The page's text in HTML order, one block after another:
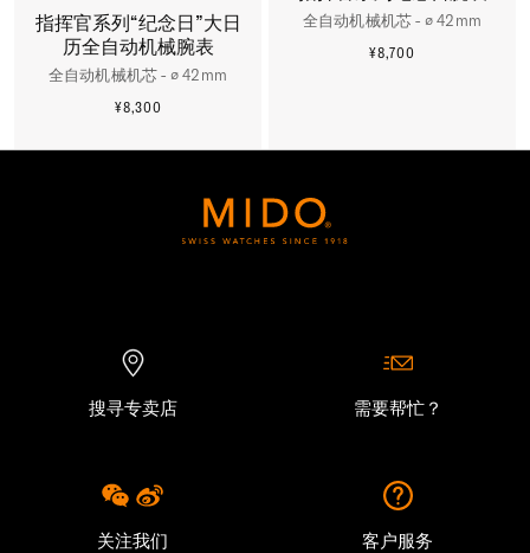
指挥官系列“纪念日”大日
历全自动机械腕表
全自动机械机芯 - ∅ 42mm
¥8,300
全自动机械机芯 - ∅ 42mm
¥8,700
搜寻专卖店 需要帮忙？
关注我们 客户服务